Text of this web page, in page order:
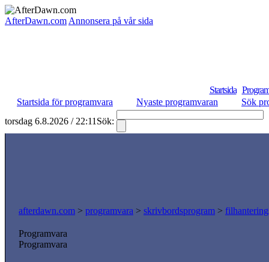
AfterDawn.com Annonsera på vår sida
Startsida
Startsida för programvara
Nyaste programvaran
Sök
torsdag 6.8.2026 / 22:11 Sök:
afterdawn.com > programvara > skrivbordsprogram >
Programvara
Programvara